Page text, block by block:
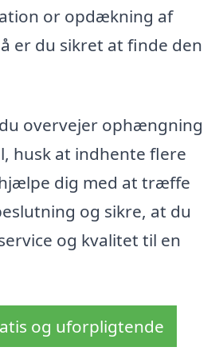
or opdækning af
er du sikret at finde den
overvejer ophængning
husk at indhente flere
dig med at træffe
og sikre, at du
og kvalitet til en
og uforpligtende